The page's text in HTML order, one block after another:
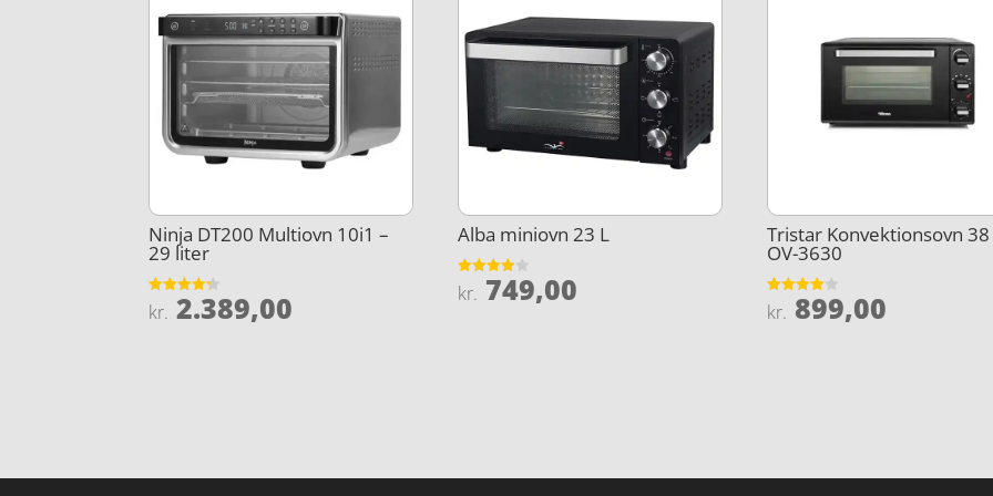
Ninja DT200 Multiovn 10i1 –
29 liter
Vurderet
4.2
kr. 2.389,00
Alba miniovn 23 L
Vurderet
3.9
kr. 749,00
Tristar Konvektionsovn 38
OV-3630
Vurderet
4
kr. 899,00